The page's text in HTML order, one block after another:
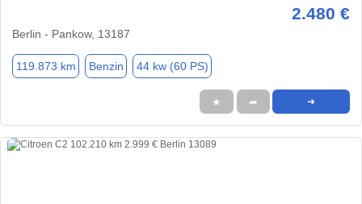
2.480 €
Berlin - Pankow, 13187
119.873 km Benzin 44 kw (60 PS)
★ ➦ ➜